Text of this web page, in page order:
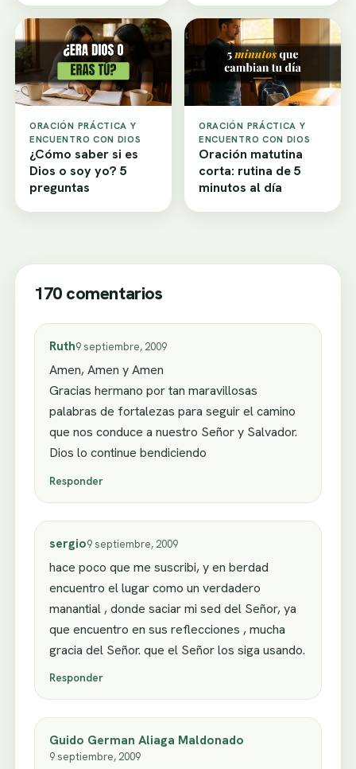
ORACIÓN PRÁCTICA Y
ENCUENTRO CON DIOS
¿Cómo saber si es
Dios o soy yo? 5
preguntas
ORACIÓN PRÁCTICA Y
ENCUENTRO CON DIOS
Oración matutina
corta: rutina de 5
minutos al día
170 comentarios
Ruth9 septiembre, 2009
Amen, Amen y Amen
Gracias hermano por tan maravillosas
palabras de fortalezas para seguir el camino
que nos conduce a nuestro Señor y Salvador.
Dios lo continue bendiciendo
Responder
sergio9 septiembre, 2009
hace poco que me suscribi, y en berdad
encuentro el lugar como un verdadero
manantial , donde saciar mi sed del Señor, ya
que encuentro en sus reflecciones , mucha
gracia del Señor. que el Señor los siga usando.
Responder
Guido German Aliaga Maldonado
9 septiembre, 2009